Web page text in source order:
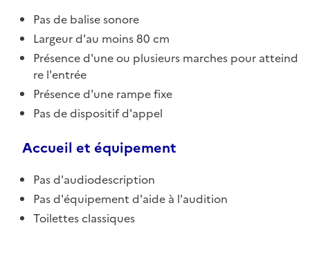
Pas de balise sonore
Largeur d'au moins 80 cm
Présence d'une ou plusieurs marches pour atteind
re l'entrée
Présence d'une rampe fixe
Pas de dispositif d'appel
Accueil et équipement
Pas d'audiodescription
Pas d'équipement d'aide à l'audition
Toilettes classiques